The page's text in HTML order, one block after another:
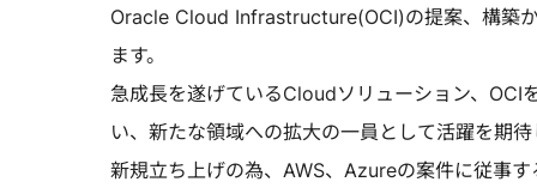
Oracle Cloud Infrastructure(OCI)の提案、構築
ます。
急成長を遂げているCloudソリューション、OCI
い、新たな領域への拡大の一員として活躍を期
新規立ち上げの為、AWS、Azureの案件に従事す